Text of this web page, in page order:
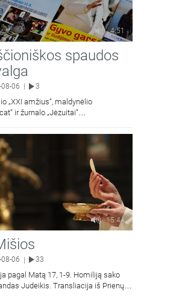
4:51
spaudos
06 3
„XXI amžius“, maldynėlio
ir žurnalo „Jėzuitai“
15:44
06 | 33
pagal Matą 17, 1-9. Homiliją sako
Judeikis. Transliacija iš Prienų